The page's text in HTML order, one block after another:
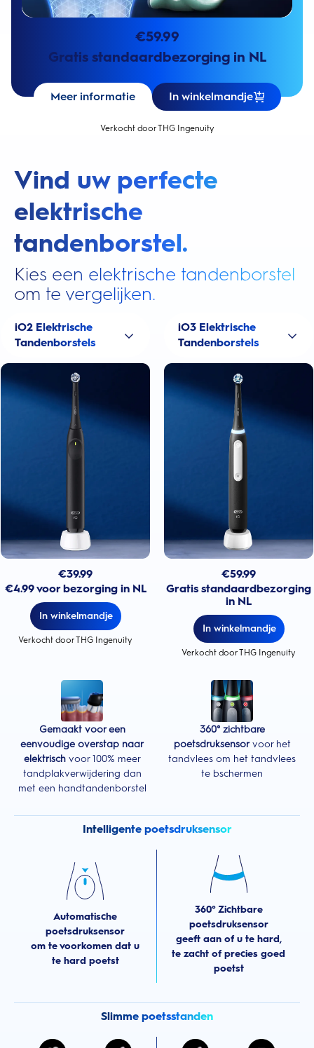
€59.99
Gratis standaardbezorging in NL
Meer informatie In winkelmandje
Verkocht door THG Ingenuity
Vind uw perfecte
elektrische
tandenborstel.
Kies een elektrische tandenborstel
om te vergelijken.
iO2 Elektrische
Tandenborstels
€39.99
€4.99 voor bezorging in NL
In winkelmandje
Verkocht door THG Ingenuity
iO3 Elektrische
Tandenborstels
€59.99
Gratis standaardbezorging
in NL
In winkelmandje
Verkocht door THG Ingenuity
Gemaakt voor een
eenvoudige overstap naar
elektrischvoor 100% meer
tandplakverwijdering dan
met een handtandenborstel
360° zichtbare
poetsdruksensorvoor het
tandvlees om het tandvlees
te bschermen
Intelligente poetsdruksensor
Automatische
poetsdruksensor
om te voorkomen dat u
te hard poetst
360° Zichtbare
poetsdruksensor
geeft aan of u te hard,
te zacht of precies goed
poetst
Slimme poetsstanden